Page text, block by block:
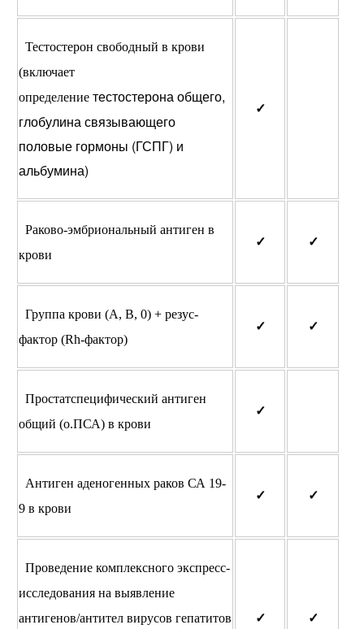
Тестостерон свободный в крови
(включает
определение тестостерона общего,
глобулина связывающего
половые гормоны (ГСПГ) и
альбумина)
✓
Раково-эмбриональный антиген в
крови
✓ ✓
Группа крови (А, В, 0) + резус-
фактор (Rh-фактор)
✓ ✓
Простатспецифический антиген
общий (о.ПСА) в крови
✓
Антиген аденогенных раков СА 19-
9 в крови
✓ ✓
Проведение комплексного экспресс-
исследования на выявление
антигенов/антител вирусов гепатитов
✓ ✓